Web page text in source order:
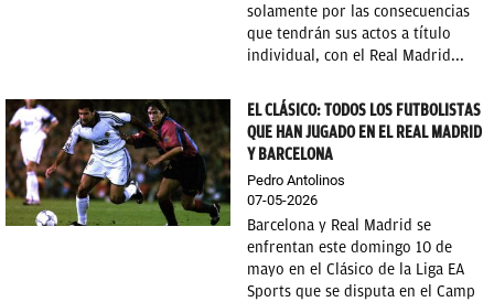
solamente por las consecuencias
que tendrán sus actos a título
individual, con el Real Madrid...
EL CLÁSICO: TODOS LOS FUTBOLISTAS
QUE HAN JUGADO EN EL REAL MADRID
Y BARCELONA
Pedro Antolinos
07-05-2026
Barcelona y Real Madrid se
enfrentan este domingo 10 de
mayo en el Clásico de la Liga EA
Sports que se disputa en el Camp